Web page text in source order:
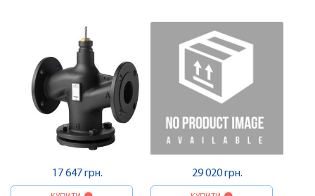
17 647 грн. 29 020 грн.